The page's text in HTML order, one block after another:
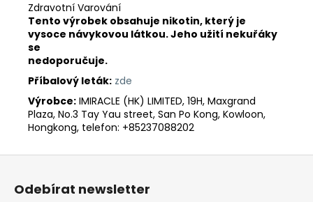
Zdravotní Varování
Tento výrobek obsahuje nikotin, který je
vysoce návykovou látkou. Jeho užití nekuřáky
se
nedoporučuje.
Příbalový leták: zde
Výrobce: IMIRACLE (HK) LIMITED, 19H, Maxgrand
Plaza, No.3 Tay Yau street, San Po Kong, Kowloon,
Hongkong, telefon: +85237088202
Odebírat newsletter